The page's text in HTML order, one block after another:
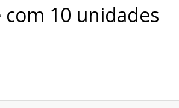
com 10 unidades